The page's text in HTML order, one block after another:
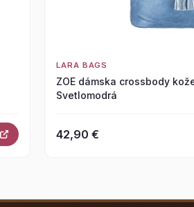
LARA BAGS
ZOE dámska crossbody
Svetlomodrá
42,90 €